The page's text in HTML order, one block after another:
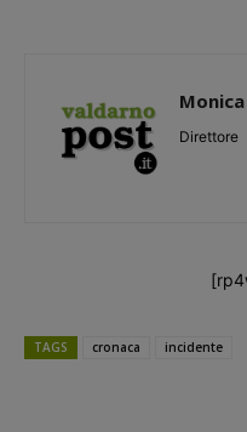
Direttore
TAGS cronaca incidente